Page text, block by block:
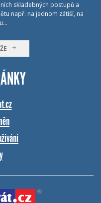
skladebných postupů a
např. na jednom zátiší, na